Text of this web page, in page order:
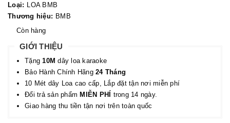
Loại:
LOA BMB
Thương hiệu: BMB
Còn hàng
GIỚI THIỆU
Tặng10M dây loa karaoke
Bảo Hành Chính Hãng 24 Tháng
10 Mét dây Loa cao cấp, Lắp đặt tận nơi miễn phí
Đổi trả sản phẩm MIỄN PHÍ
trong 14 ngày.
Giao hàng thu tiền tận nơi trên toàn quốc